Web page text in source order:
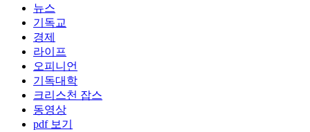
뉴스
기독교
경제
라이프
오피니언
기독대학
크리스천 잡스
동영상
pdf 보기